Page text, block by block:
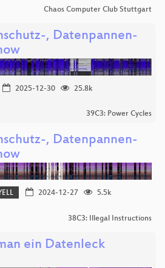
Chaos Computer Club Stuttgart
, Datenpannen-
2025-12-30
25.8k
39C3: Power Cycles
, Datenpannen-
2024-12-27
5.5k
38C3: Illegal Instructions
ein Datenleck